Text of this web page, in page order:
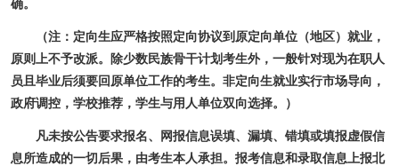
确。
（注：定向生应严格按照定向协议到原定向单位（地区）就业，
原则上不予改派。除少数民族骨干计划考生外，一般针对现为在职人
员且毕业后须要回原单位工作的考生。非定向生就业实行市场导向，
政府调控，学校推荐，学生与用人单位双向选择。）
凡未按公告要求报名、网报信息误填、漏填、错填或填报虚假信
息所造成的一切后果，由考生本人承担。报考信息和录取信息上报北